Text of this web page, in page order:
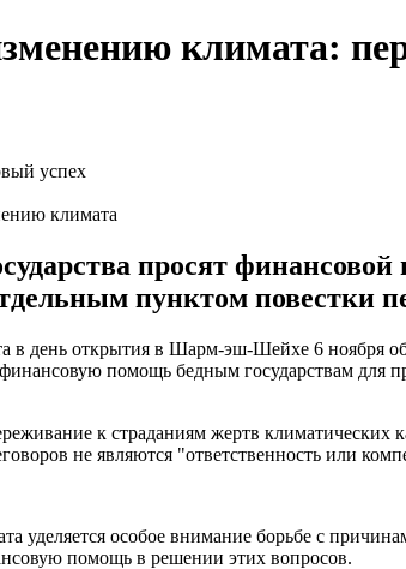
климата:
климата
просят
пунктом повестки
день открытия в Шарм-эш-Шейхе 6 ноября
помощь бедным государствам
к страданиям жертв
не являются "ответственность или
особое внимание борьбе с
помощь в решении этих вопросов.